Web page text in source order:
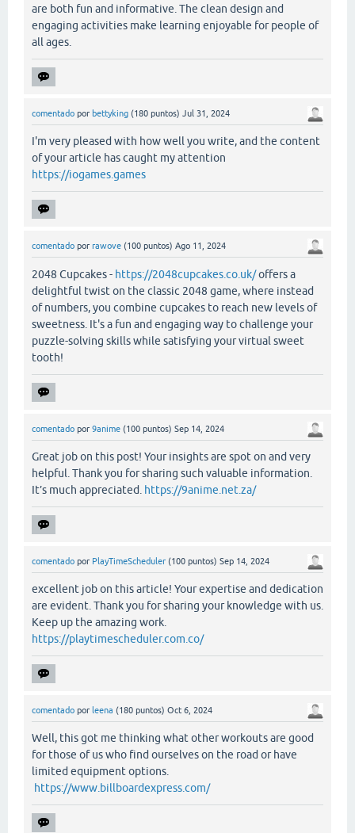
are both fun and informative. The clean design and
engaging activities make learning enjoyable for people of
all ages.
comentado por bettyking (180 puntos) Jul 31, 2024
I'm very pleased with how well you write, and the content
of your article has caught my attention
https://iogames.games
comentado por rawove (100 puntos) Ago 11, 2024
2048 Cupcakes - https://2048cupcakes.co.uk/offers a
delightful twist on the classic 2048 game, where instead
of numbers, you combine cupcakes to reach new levels of
sweetness. It's a fun and engaging way to challenge your
puzzle-solving skills while satisfying your virtual sweet
tooth!
comentado por 9anime (100 puntos) Sep 14, 2024
Great job on this post! Your insights are spot on and very
helpful. Thank you for sharing such valuable information.
It’s much appreciated. https://9anime.net.za/
comentado por PlayTimeScheduler (100 puntos) Sep 14, 2024
excellent job on this article! Your expertise and dedication
are evident. Thank you for sharing your knowledge with us.
Keep up the amazing work.
https://playtimescheduler.com.co/
comentado por leena (180 puntos) Oct 6, 2024
Well, this got me thinking what other workouts are good
for those of us who find ourselves on the road or have
limited equipment options.
https://www.billboardexpress.com/